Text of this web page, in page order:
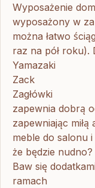
Wyposażenie
wyposażony w
można łatwo
raz na pół roku).
Yamazaki
Zack
Zagłówki
zapewnia dobrą
zapewniając
meble do salonu
że będzie
Baw się
ramach